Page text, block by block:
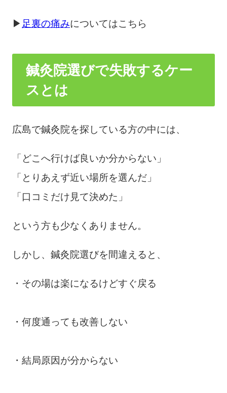
▶ 足裏の痛みについてはこちら
鍼灸院選びで失敗するケー
スとは
広島で鍼灸院を探している方の中には、
「どこへ行けば良いか分からない」
「とりあえず近い場所を選んだ」
「口コミだけ見て決めた」
という方も少なくありません。
しかし、鍼灸院選びを間違えると、
・その場は楽になるけどすぐ戻る
・何度通っても改善しない
・結局原因が分からない